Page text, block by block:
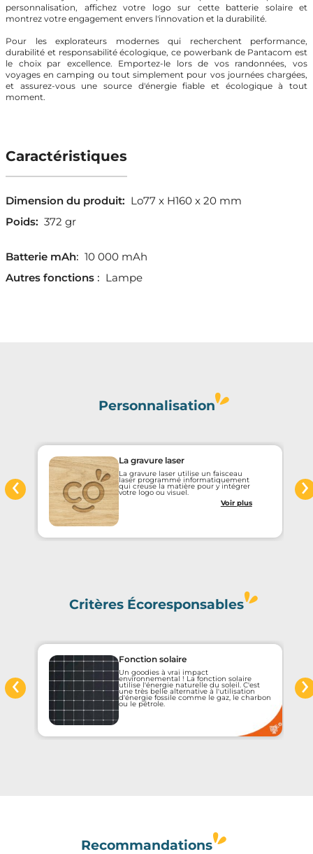
personnalisation, affichez votre logo sur cette batterie solaire et
montrez votre engagement envers l'innovation et la durabilité.
Pour les explorateurs modernes qui recherchent performance,
durabilité et responsabilité écologique, ce powerbank de Pantacom est
le choix par excellence. Emportez-le lors de vos randonnées, vos
voyages en camping ou tout simplement pour vos journées chargées,
et assurez-vous une source d'énergie fiable et écologique à tout
moment.
Caractéristiques
Dimension du produit: Lo77 x H160 x 20 mm
Poids: 372 gr
Batterie mAh: 10 000 mAh
Autres fonctions : Lampe
Personnalisation
La gravure laser
La gravure laser utilise un faisceau
laser programmé informatiquement
qui creuse la matière pour y intégrer
votre logo ou visuel.
Voir plus
‹ ›
Critères Écoresponsables
Fonction solaire
Un goodies à vrai impact
environnemental ! La fonction solaire
utilise l'énergie naturelle du soleil. C'est
une très belle alternative à l'utilisation
d'énergie fossile comme le gaz, le charbon
ou le pétrole.
‹ ›
Recommandations